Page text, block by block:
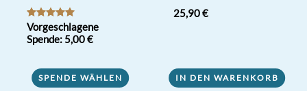
Bewertet mit
5.00
von 5
Vorgeschlagene
Spende: 5,00€
SPENDE WÄHLEN
25,90€
IN DEN WARENKORB